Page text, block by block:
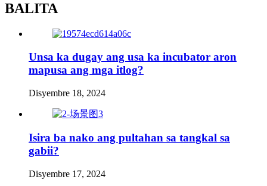
BALITA
Unsa ka dugay ang usa ka incubator aron
mapusa ang mga itlog?
Disyembre 18, 2024
Isira ba nako ang pultahan sa tangkal sa
gabii?
Disyembre 17, 2024